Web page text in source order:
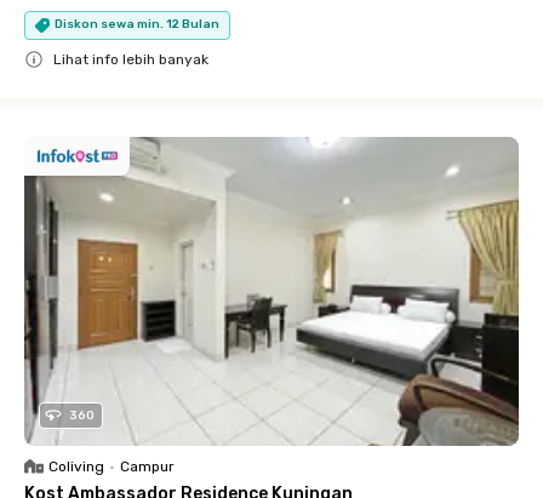
Diskon sewa min. 12 Bulan
Lihat info lebih banyak
360
Coliving • Campur
Kost Ambassador Residence Kuningan